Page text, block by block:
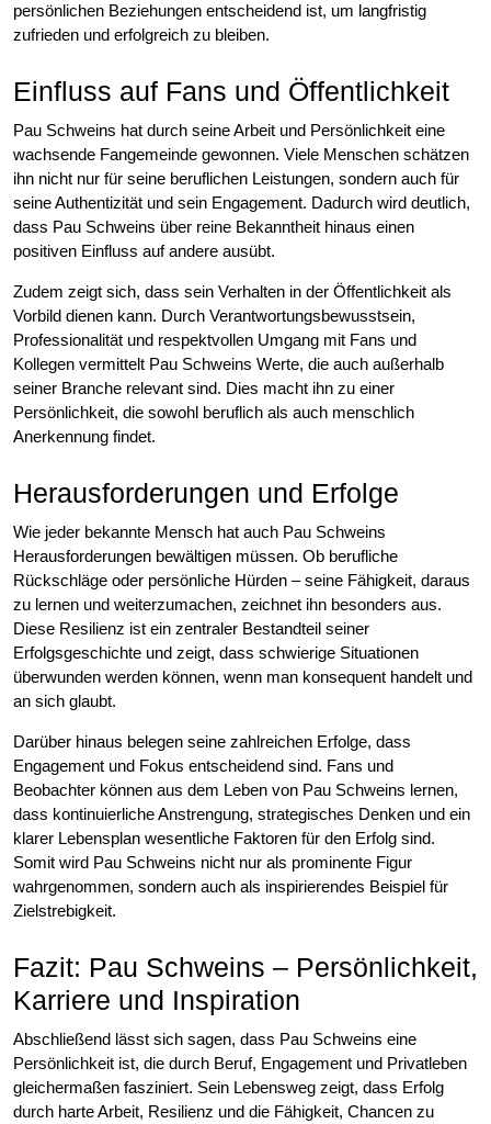
persönlichen Beziehungen entscheidend ist, um langfristig
zufrieden und erfolgreich zu bleiben.
Einfluss auf Fans und Öffentlichkeit
Pau Schweins hat durch seine Arbeit und Persönlichkeit eine
wachsende Fangemeinde gewonnen. Viele Menschen schätzen
ihn nicht nur für seine beruflichen Leistungen, sondern auch für
seine Authentizität und sein Engagement. Dadurch wird deutlich,
dass Pau Schweins über reine Bekanntheit hinaus einen
positiven Einfluss auf andere ausübt.
Zudem zeigt sich, dass sein Verhalten in der Öffentlichkeit als
Vorbild dienen kann. Durch Verantwortungsbewusstsein,
Professionalität und respektvollen Umgang mit Fans und
Kollegen vermittelt Pau Schweins Werte, die auch außerhalb
seiner Branche relevant sind. Dies macht ihn zu einer
Persönlichkeit, die sowohl beruflich als auch menschlich
Anerkennung findet.
Herausforderungen und Erfolge
Wie jeder bekannte Mensch hat auch Pau Schweins
Herausforderungen bewältigen müssen. Ob berufliche
Rückschläge oder persönliche Hürden – seine Fähigkeit, daraus
zu lernen und weiterzumachen, zeichnet ihn besonders aus.
Diese Resilienz ist ein zentraler Bestandteil seiner
Erfolgsgeschichte und zeigt, dass schwierige Situationen
überwunden werden können, wenn man konsequent handelt und
an sich glaubt.
Darüber hinaus belegen seine zahlreichen Erfolge, dass
Engagement und Fokus entscheidend sind. Fans und
Beobachter können aus dem Leben von Pau Schweins lernen,
dass kontinuierliche Anstrengung, strategisches Denken und ein
klarer Lebensplan wesentliche Faktoren für den Erfolg sind.
Somit wird Pau Schweins nicht nur als prominente Figur
wahrgenommen, sondern auch als inspirierendes Beispiel für
Zielstrebigkeit.
Fazit: Pau Schweins – Persönlichkeit,
Karriere und Inspiration
Abschließend lässt sich sagen, dass Pau Schweins eine
Persönlichkeit ist, die durch Beruf, Engagement und Privatleben
gleichermaßen fasziniert. Sein Lebensweg zeigt, dass Erfolg
durch harte Arbeit, Resilienz und die Fähigkeit, Chancen zu